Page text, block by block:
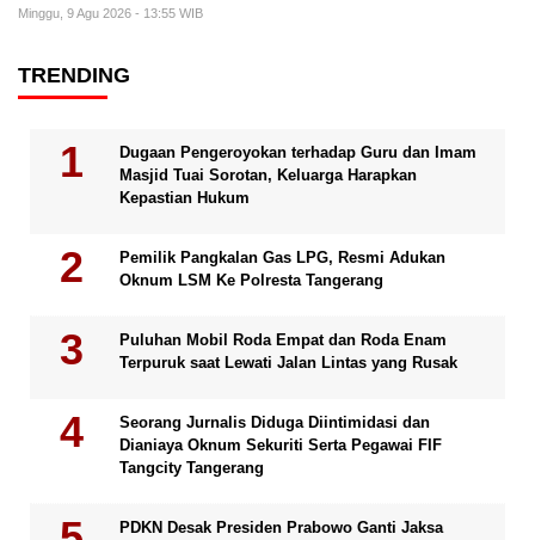
Minggu, 9 Agu 2026 - 13:55 WIB
TRENDING
Dugaan Pengeroyokan terhadap Guru dan Imam
Masjid Tuai Sorotan, Keluarga Harapkan
Kepastian Hukum
Pemilik Pangkalan Gas LPG, Resmi Adukan
Oknum LSM Ke Polresta Tangerang
Puluhan Mobil Roda Empat dan Roda Enam
Terpuruk saat Lewati Jalan Lintas yang Rusak
Seorang Jurnalis Diduga Diintimidasi dan
Dianiaya Oknum Sekuriti Serta Pegawai FIF
Tangcity Tangerang
PDKN Desak Presiden Prabowo Ganti Jaksa